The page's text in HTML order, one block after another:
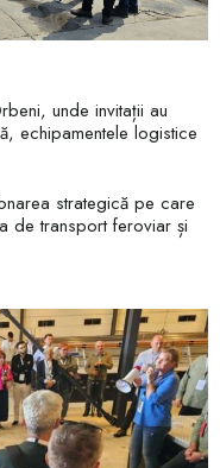
unde invitații au
echipamentele logistice
strategică pe care
de transport feroviar și